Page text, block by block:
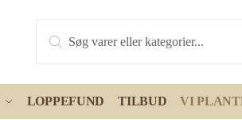
search
LOPPEFUND TILBUD VI